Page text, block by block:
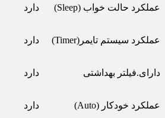
عملکرد حالت خواب (Sleep) دارد
عملکرد سیستم تایمر(Timer) دارد
دارای.فیلتر بهداشتی دارد
عملکرد خودکار (Auto) دارد